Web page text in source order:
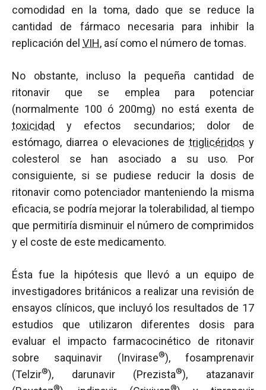
comodidad en la toma, dado que se reduce la
cantidad de fármaco necesaria para inhibir la
replicación del VIH, así como el número de tomas.
No obstante, incluso la pequeña cantidad de
ritonavir que se emplea para potenciar
(normalmente 100 ó 200mg) no está exenta de
toxicidad y efectos secundarios; dolor de
estómago, diarrea o elevaciones detriglicéridos y
colesterol se han asociado a su uso. Por
consiguiente, si se pudiese reducir la dosis de
ritonavir como potenciador manteniendo la misma
eficacia, se podría mejorar la tolerabilidad, al tiempo
que permitiría disminuir el número de comprimidos
y el coste de este medicamento.
Ésta fue la hipótesis que llevó a un equipo de
investigadores británicos a realizar una revisión de
ensayos clínicos, que incluyó los resultados de 17
estudios que utilizaron diferentes dosis para
evaluar el impacto farmacocinético de ritonavir
sobre saquinavir (Invirase®), fosamprenavir
(Telzir®), darunavir (Prezista®), atazanavir
® ®